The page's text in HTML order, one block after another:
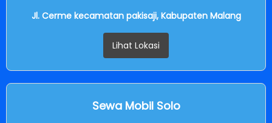
Jl. Cerme kecamatan pakisaji, Kabupaten Malang
Lihat Lokasi
Sewa Mobil Solo